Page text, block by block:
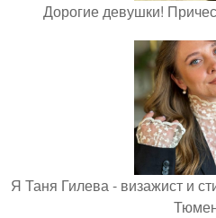
Дорогие девушки!
Я Таня Гилева - визажист и